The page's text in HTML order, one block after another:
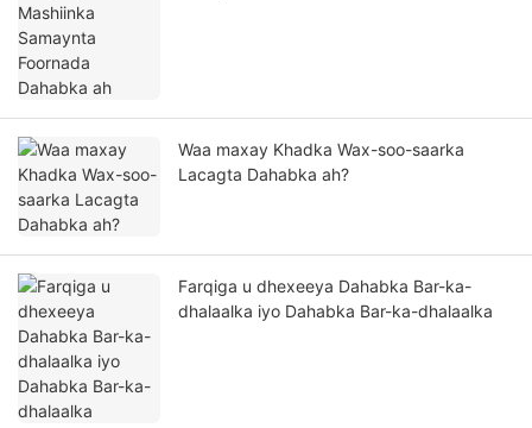
Waa maxay Khadka Wax-soo-saarka
Lacagta Dahabka ah?
Farqiga u dhexeeya Dahabka Bar-ka-
dhalaalka iyo Dahabka Bar-ka-dhalaalka